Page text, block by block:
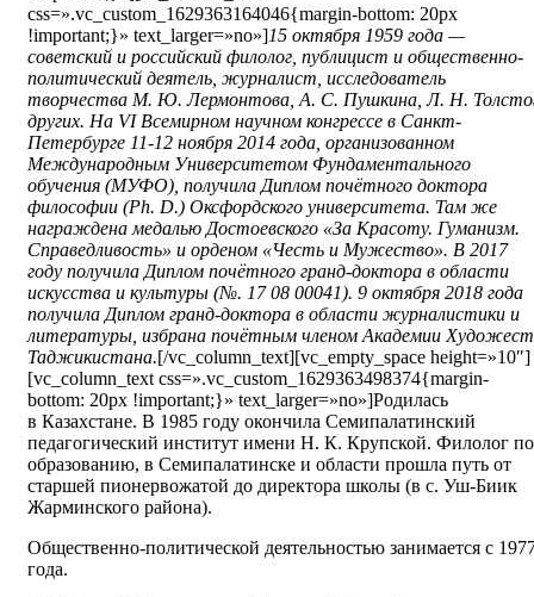
css=».vc_custom_1629363164046{margin-bottom: 20px
!important;}» text_larger=»no»]15 октября 1959 года —
советский и российский филолог, публицист и общественно-
политический деятель, журналист, исследователь
творчества М. Ю. Лермонтова, А. С. Пушкина, Л. Н.
других. На VI Всемирном научном конгрессе в Санкт-
Петербурге 11-12 ноября 2014 года, организованном
Международным Университетом Фундаментального
обучения (МУФО), получила Диплом почётного доктора
философии (Ph. D.) Оксфордского университета. Там же
награждена медалью Достоевского «За Красоту. Гуманизм.
Справедливость» и орденом «Честь и Мужество». В 2017
году получила Диплом почётного гранд-доктора в области
искусства и культуры (№. 17 08 00041). 9 октября 2018 года
получила Диплом гранд-доктора в области журналистики и
литературы, избрана почётным членом Академии
Таджикистана.[/vc_column_text][vc_empty_space height=»10″]
[vc_column_text css=».vc_custom_1629363498374{margin-
bottom: 20px !important;}» text_larger=»no»]Родилась
в Казахстане. В 1985 году окончила Семипалатинский
педагогический институт имени Н. К. Крупской. Филолог по
образованию, в Семипалатинске и области прошла путь от
старшей пионервожатой до директора школы (в с. Уш-Биик
Жарминского района).
Общественно-политической деятельностью занимается с
года.